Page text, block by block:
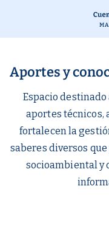
Aportes y
Espacio
aportes técnicos,
fortalecen la
saberes diversos
socioambiental y